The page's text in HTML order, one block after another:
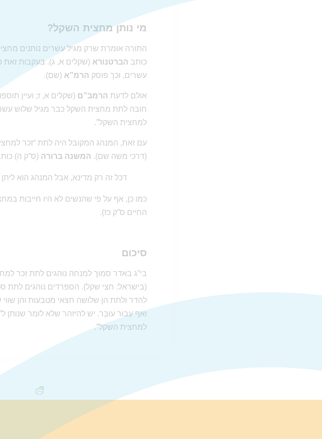
מי נותן מחצית השקל?
התורה אומרת שרק מגיל עשרים נותנים
כותב הברטנורא (שקלים א, ג). בעקבות זאת
עשרים, וכך פוסק הרמ”א (שם).
אולם לדעת הרמב”ם (שקלים א, ז; ועיין
חובה לתת מחצית השקל כבר מגיל שלוש
למחצית השקל”.
עם זאת, המנהג המקובל היה לתת “זכר
(דרכי משה שם). המשנה ברורה (ס”ק ה)
דכל זה רק מדינא, אבל המנהג הוא
כמו כן, אף על פי שהנשים לא היו חייבות
החיים ס”ק כז).
סיכום
בי”ג באדר סמוך למנחה נוהגים לתת זכר
להדר ולתת הן שלושה חצאי מטבעות והן
ואף עַבוּר עוּבָּר. יש להיזהר שלא לומר
למחצית השקל”.